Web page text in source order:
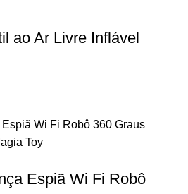
ao Ar Livre Inflável
Espiã Wi Fi Robô